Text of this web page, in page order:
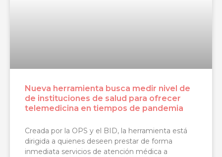
Nueva herramienta busca medir nivel de
de instituciones de salud para ofrecer
telemedicina en tiempos de pandemia
Creada por la OPS y el BID, la herramienta está
dirigida a quienes deseen prestar de forma
inmediata servicios de atención médica a